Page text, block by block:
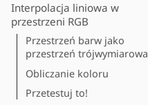
Interpolacja liniowa w
przestrzeni RGB
Przestrzeń barw jako
przestrzeń trójwymiarowa
Obliczanie koloru
Przetestuj to!